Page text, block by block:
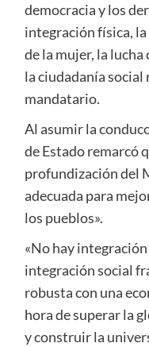
democracia y los
integración física,
de la mujer, la
la ciudadanía social
mandatario.
Al asumir la
de Estado remarcó
profundización del
adecuada para
los pueblos».
«No hay
integración social
robusta con una
hora de superar la
y construir la